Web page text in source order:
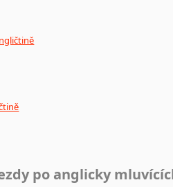
po anglicky